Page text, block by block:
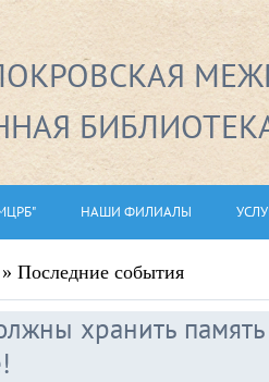
НАШИ ФИЛИАЛЫ
» Последние события
хранить